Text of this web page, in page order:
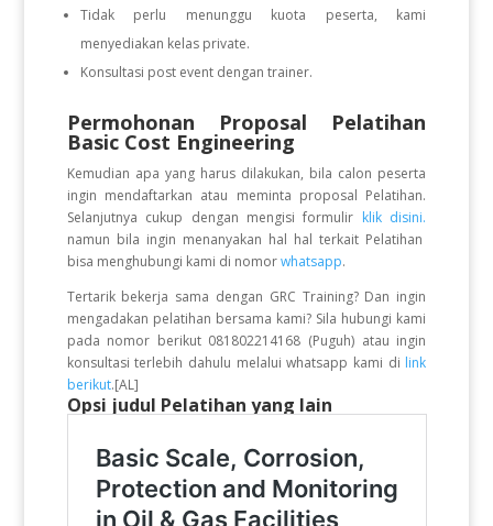
Tidak perlu menunggu kuota peserta, kami
menyediakan kelas private.
Konsultasi post event dengan trainer.
Permohonan Proposal Pelatihan
Basic Cost Engineering
Kemudian apa yang harus dilakukan, bila calon peserta
ingin mendaftarkan atau meminta proposal Pelatihan.
Selanjutnya cukup dengan mengisi formulir klik disini.
namun bila ingin menanyakan hal hal terkait Pelatihan
bisa menghubungi kami di nomorwhatsapp.
Tertarik bekerja sama dengan GRC Training? Dan ingin
mengadakan pelatihan bersama kami? Sila hubungi kami
pada nomor berikut 081802214168 (Puguh) atau ingin
konsultasi terlebih dahulu melalui whatsapp kami di link
berikut.[AL]
Opsi judul Pelatihan yang lain